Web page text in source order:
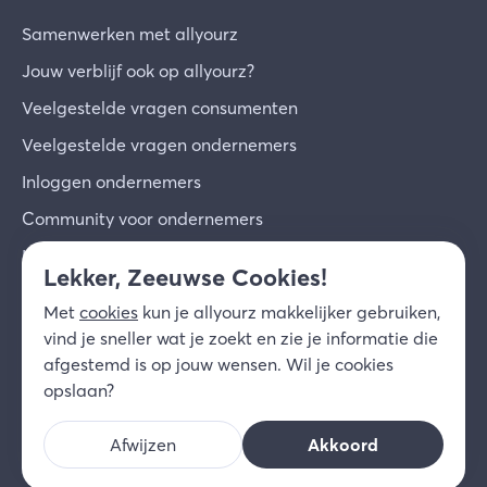
Samenwerken met allyourz
Jouw verblijf ook op allyourz?
Veelgestelde vragen consumenten
Veelgestelde vragen ondernemers
Inloggen ondernemers
Community voor ondernemers
Inschrijven voor de nieuwsbrief
Over ons
Contact
© 2026 allyourz b.v.
NL
Lekker, Zeeuwse Cookies!
Met cookies kun je allyourz makkelijker gebruiken,
vind je sneller wat je zoekt en zie je informatie die
afgestemd is op jouw wensen. Wil je cookies
opslaan?
Afwijzen Akkoord